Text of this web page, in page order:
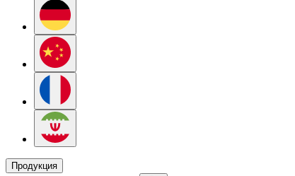
Продукция